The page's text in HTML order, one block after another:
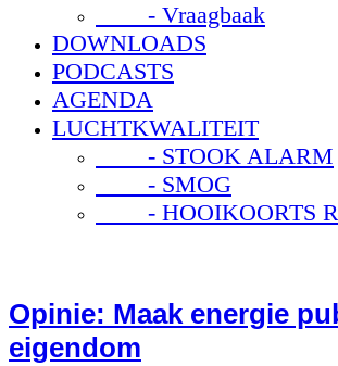
- Vraagbaak
DOWNLOADS
PODCASTS
AGENDA
LUCHTKWALITEIT
- STOOK ALARM
- SMOG
- HOOIKOORTS
Opinie: Maak energie
eigendom